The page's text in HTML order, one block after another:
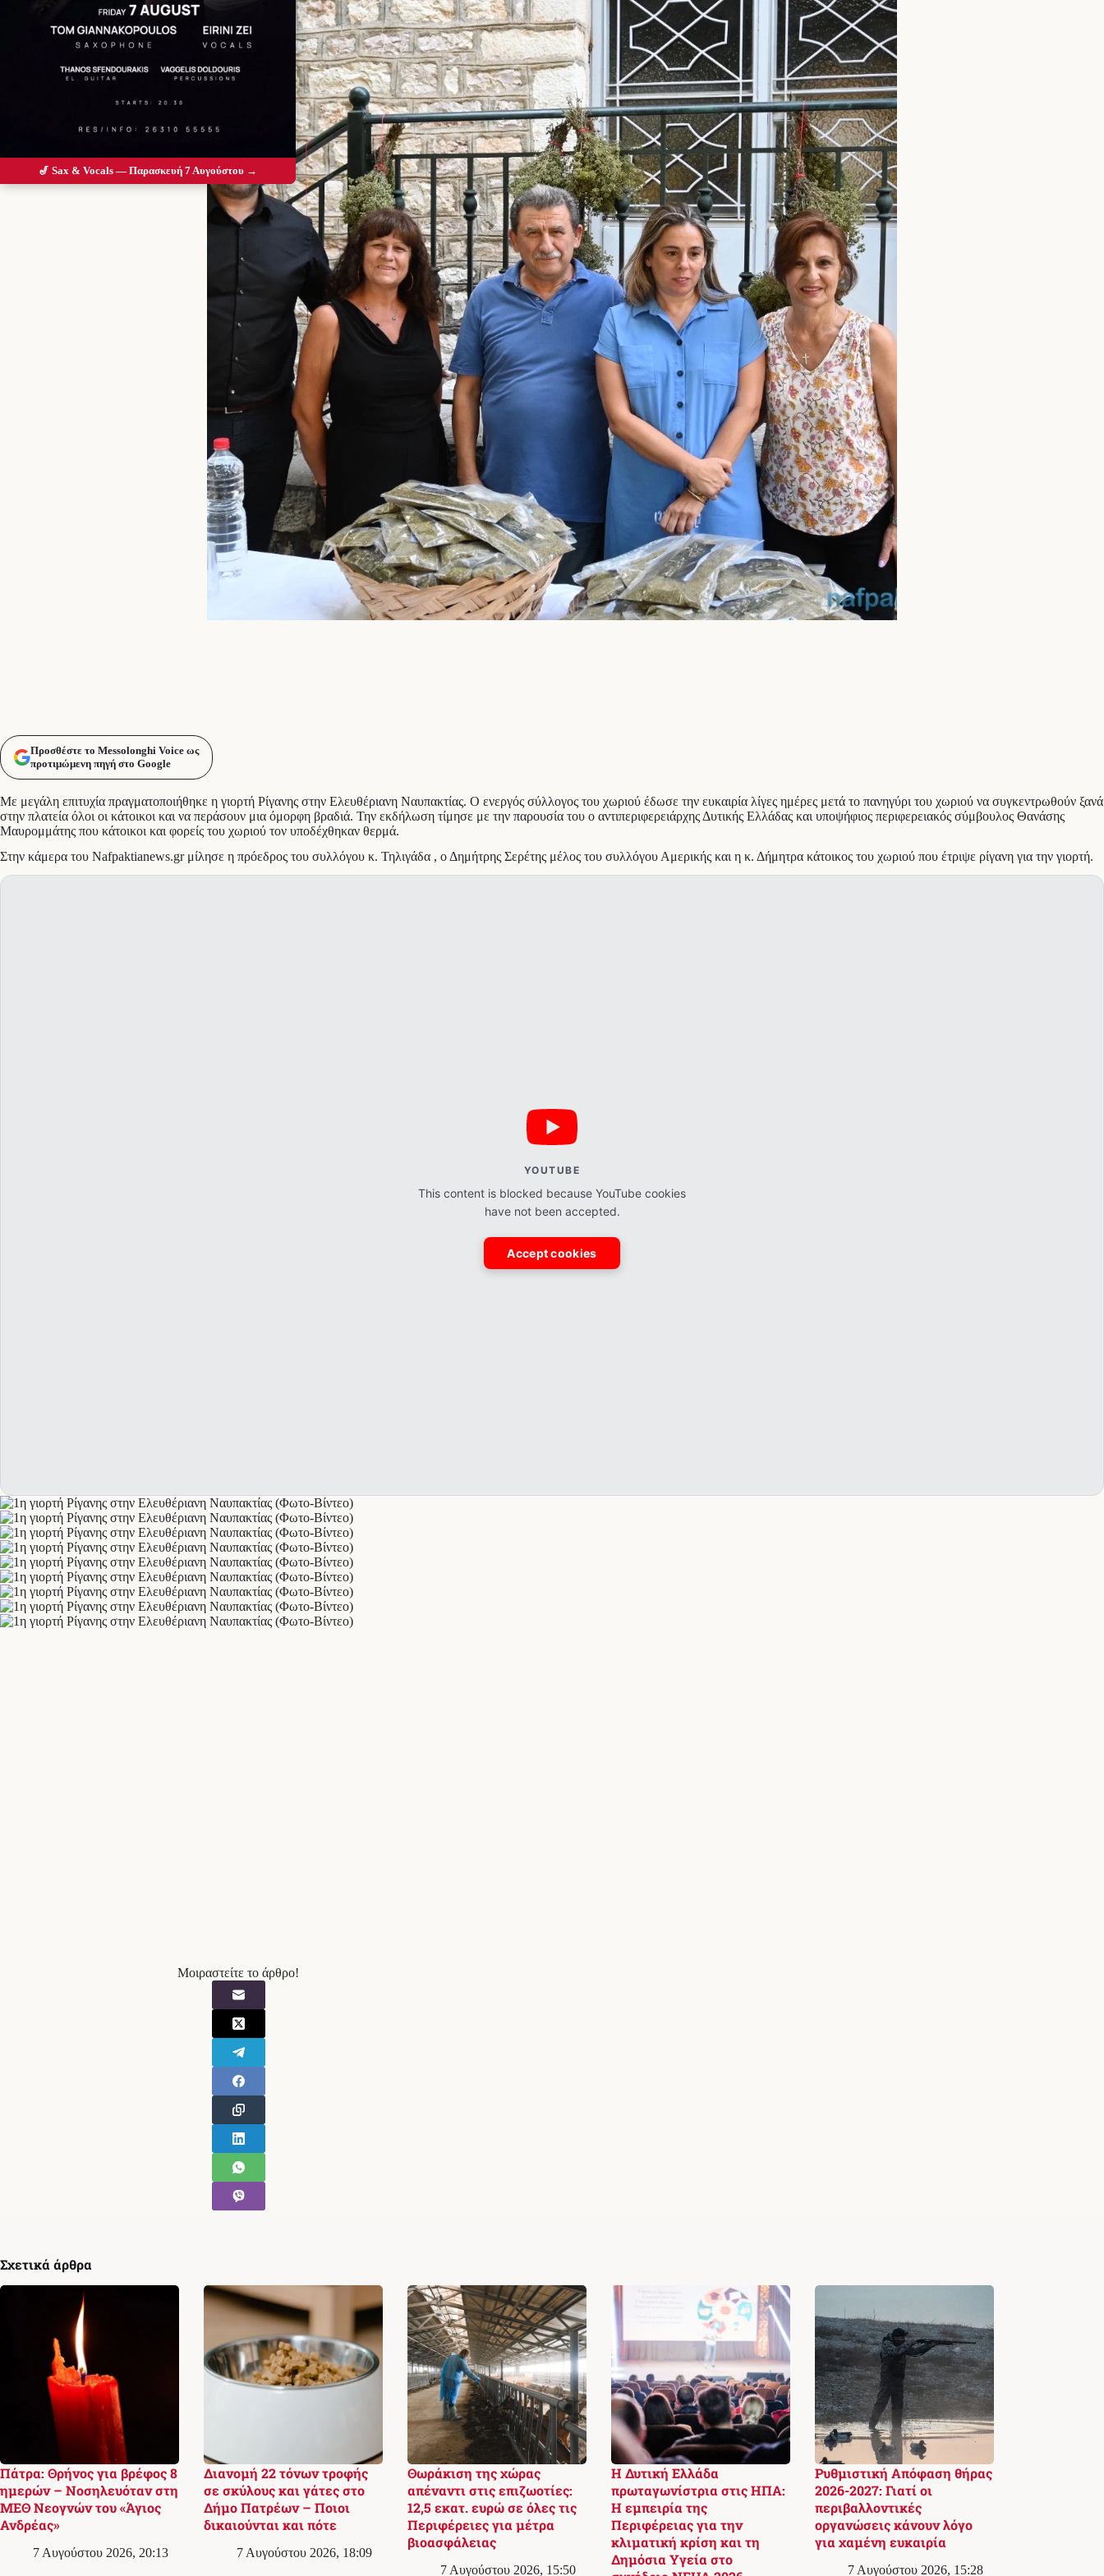
Προσθέστε το Messolonghi Voice ως
προτιμώμενη πηγή στο Google
Με μεγάλη επιτυχία πραγματοποιήθηκε η γιορτή Ρίγανης στην Ελευθέριανη Ναυπακτίας. Ο ενεργός σύλλογος του χωριού έδωσε την ευκαιρία λίγες ημέρες μετά το πανηγύρι του χωριού να συγκεντρωθούν ξανά
στην πλατεία όλοι οι κάτοικοι και να περάσουν μια όμορφη βραδιά. Την εκδήλωση τίμησε με την παρουσία του ο αντιπεριφερειάρχης Δυτικής Ελλάδας και υποψήφιος περιφερειακός σύμβουλος Θανάσης
Μαυρομμάτης που κάτοικοι και φορείς του χωριού τον υποδέχθηκαν θερμά.
Στην κάμερα του Nafpaktianews.gr μίλησε η πρόεδρος του συλλόγου κ. Τηλιγάδα , ο Δημήτρης Σερέτης μέλος του συλλόγου Αμερικής και η κ. Δήμητρα κάτοικος του χωριού που έτριψε ρίγανη για την γιορτή.
YOUTUBE
This content is blocked because YouTube cookies
have not been accepted.
Accept cookies
Μοιραστείτε το άρθρο!
Σχετικά άρθρα
Πάτρα: Θρήνος για βρέφος 8
ημερών – Νοσηλευόταν στη
ΜΕΘ Νεογνών του «Άγιος
Ανδρέας»
7 Αυγούστου 2026, 20:13
Διανομή 22 τόνων τροφής
σε σκύλους και γάτες στο
Δήμο Πατρέων – Ποιοι
δικαιούνται και πότε
7 Αυγούστου 2026, 18:09
Θωράκιση της χώρας
απέναντι στις επιζωοτίες:
12,5 εκατ. ευρώ σε όλες τις
Περιφέρειες για μέτρα
βιοασφάλειας
7 Αυγούστου 2026, 15:50
Η Δυτική Ελλάδα
πρωταγωνίστρια στις ΗΠΑ:
Η εμπειρία της
Περιφέρειας για την
κλιματική κρίση και τη
Δημόσια Υγεία στο
Ρυθμιστική Απόφαση θήρας
2026-2027: Γιατί οι
περιβαλλοντικές
οργανώσεις κάνουν λόγο
για χαμένη ευκαιρία
7 Αυγούστου 2026, 15:28
🎷 Sax & Vocals — Παρασκευή 7 Αυγούστου →